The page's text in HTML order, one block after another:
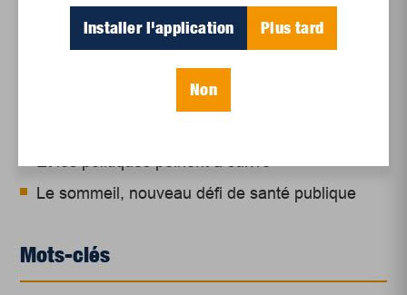
Un siècle de Mauriciennes dans la presse
Le sommeil, nouveau défi de santé publique
Mots-clés
Installer l'application Plus tard
Non